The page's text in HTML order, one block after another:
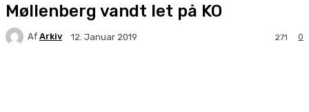
Møllenberg vandt let på KO
Af Arkiv 12. Januar 2019 0
271